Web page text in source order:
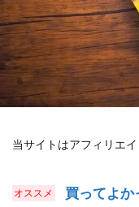
当サイトはアフィリエ
買ってよか